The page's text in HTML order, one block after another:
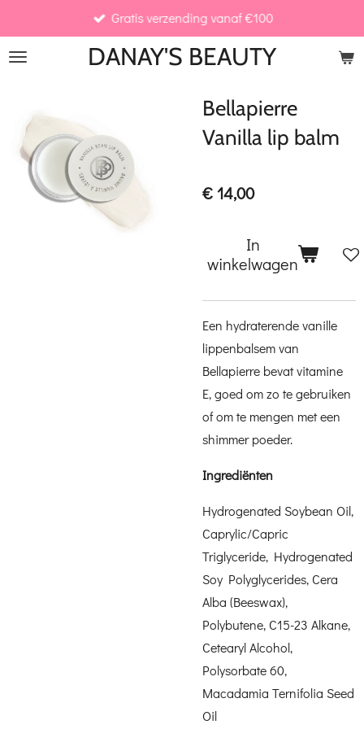
direct
naar
DANAY'S BEAUTY
Gratis verzending vanaf €100
Bellapierre
Vanilla lip balm
€ 14,00
In
winkelwagen
Een hydraterende vanille
lippenbalsem van
Bellapierre bevat vitamine
E, goed om zo te gebruiken
of om te mengen met een
shimmer poeder.
Ingrediënten
Hydrogenated Soybean Oil,
Caprylic/Capric
Triglyceride, Hydrogenated
Soy Polyglycerides, Cera
Alba (Beeswax),
Polybutene, C15-23 Alkane,
Cetearyl Alcohol,
Polysorbate 60,
Macadamia Ternifolia Seed
Oil